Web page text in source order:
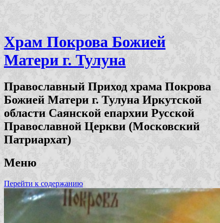
Храм Покрова Божией
Матери г. Тулуна
Православный Приход храма Покрова
Божией Матери г. Тулуна Иркутской
области Саянской епархии Русской
Православной Церкви (Московский
Патриархат)
Меню
Перейти к содержанию